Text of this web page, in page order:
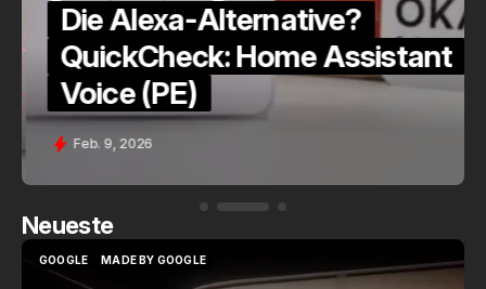
Die Alexa-Alternative?
QuickCheck: Home Assistant
Voice (PE)
Feb. 9, 2026
Neueste
GOOGLE
GOOGLE
MADE BY GOOGLE